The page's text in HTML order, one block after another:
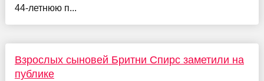
44-летнюю п...
Взрослых сыновей Бритни Спирс заметили на
публике